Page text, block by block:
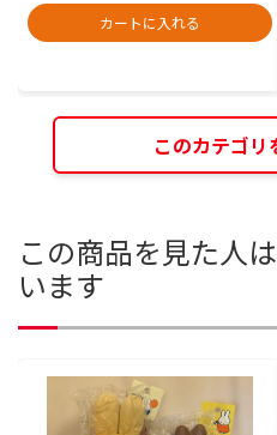
カートに入れる
このカテゴリ
この商品を見た人
います